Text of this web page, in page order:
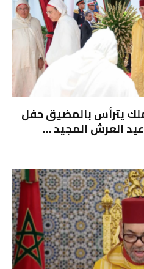
يترأس بالمضيق حفل
العرش المجيد …